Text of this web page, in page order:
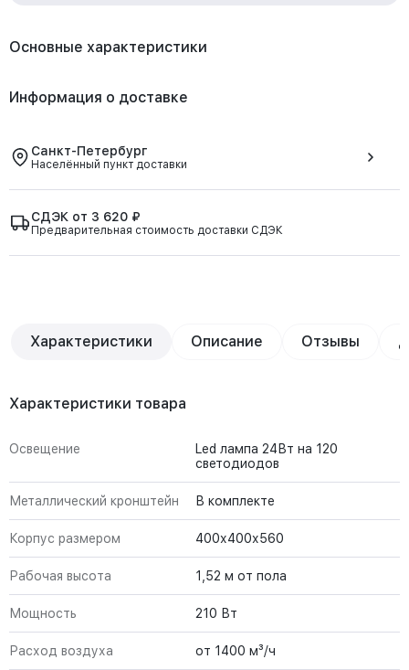
Основные характеристики
Информация о доставке
Санкт-Петербург
Населённый пункт доставки
СДЭК от 3 620 ₽
Предварительная стоимость доставки СДЭК
Характеристики Описание Отзывы
Характеристики товара
Освещение
Led лампа 24Вт на 120
светодиодов
Металлический кронштейн В комплекте
Корпус размером 400х400х560
Рабочая высота 1,52 м от пола
Мощность 210 Вт
Расход воздуха от 1400 м³/ч